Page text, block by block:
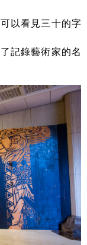
以看見三十的字
記錄藝術家的名